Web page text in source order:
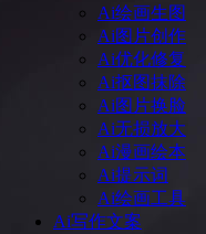
Ai绘画生图
Ai图片创作
Ai优化修复
Ai抠图抹除
Ai图片换脸
Ai无损放大
Ai漫画绘本
Ai提示词
Ai绘画工具
Ai写作文案